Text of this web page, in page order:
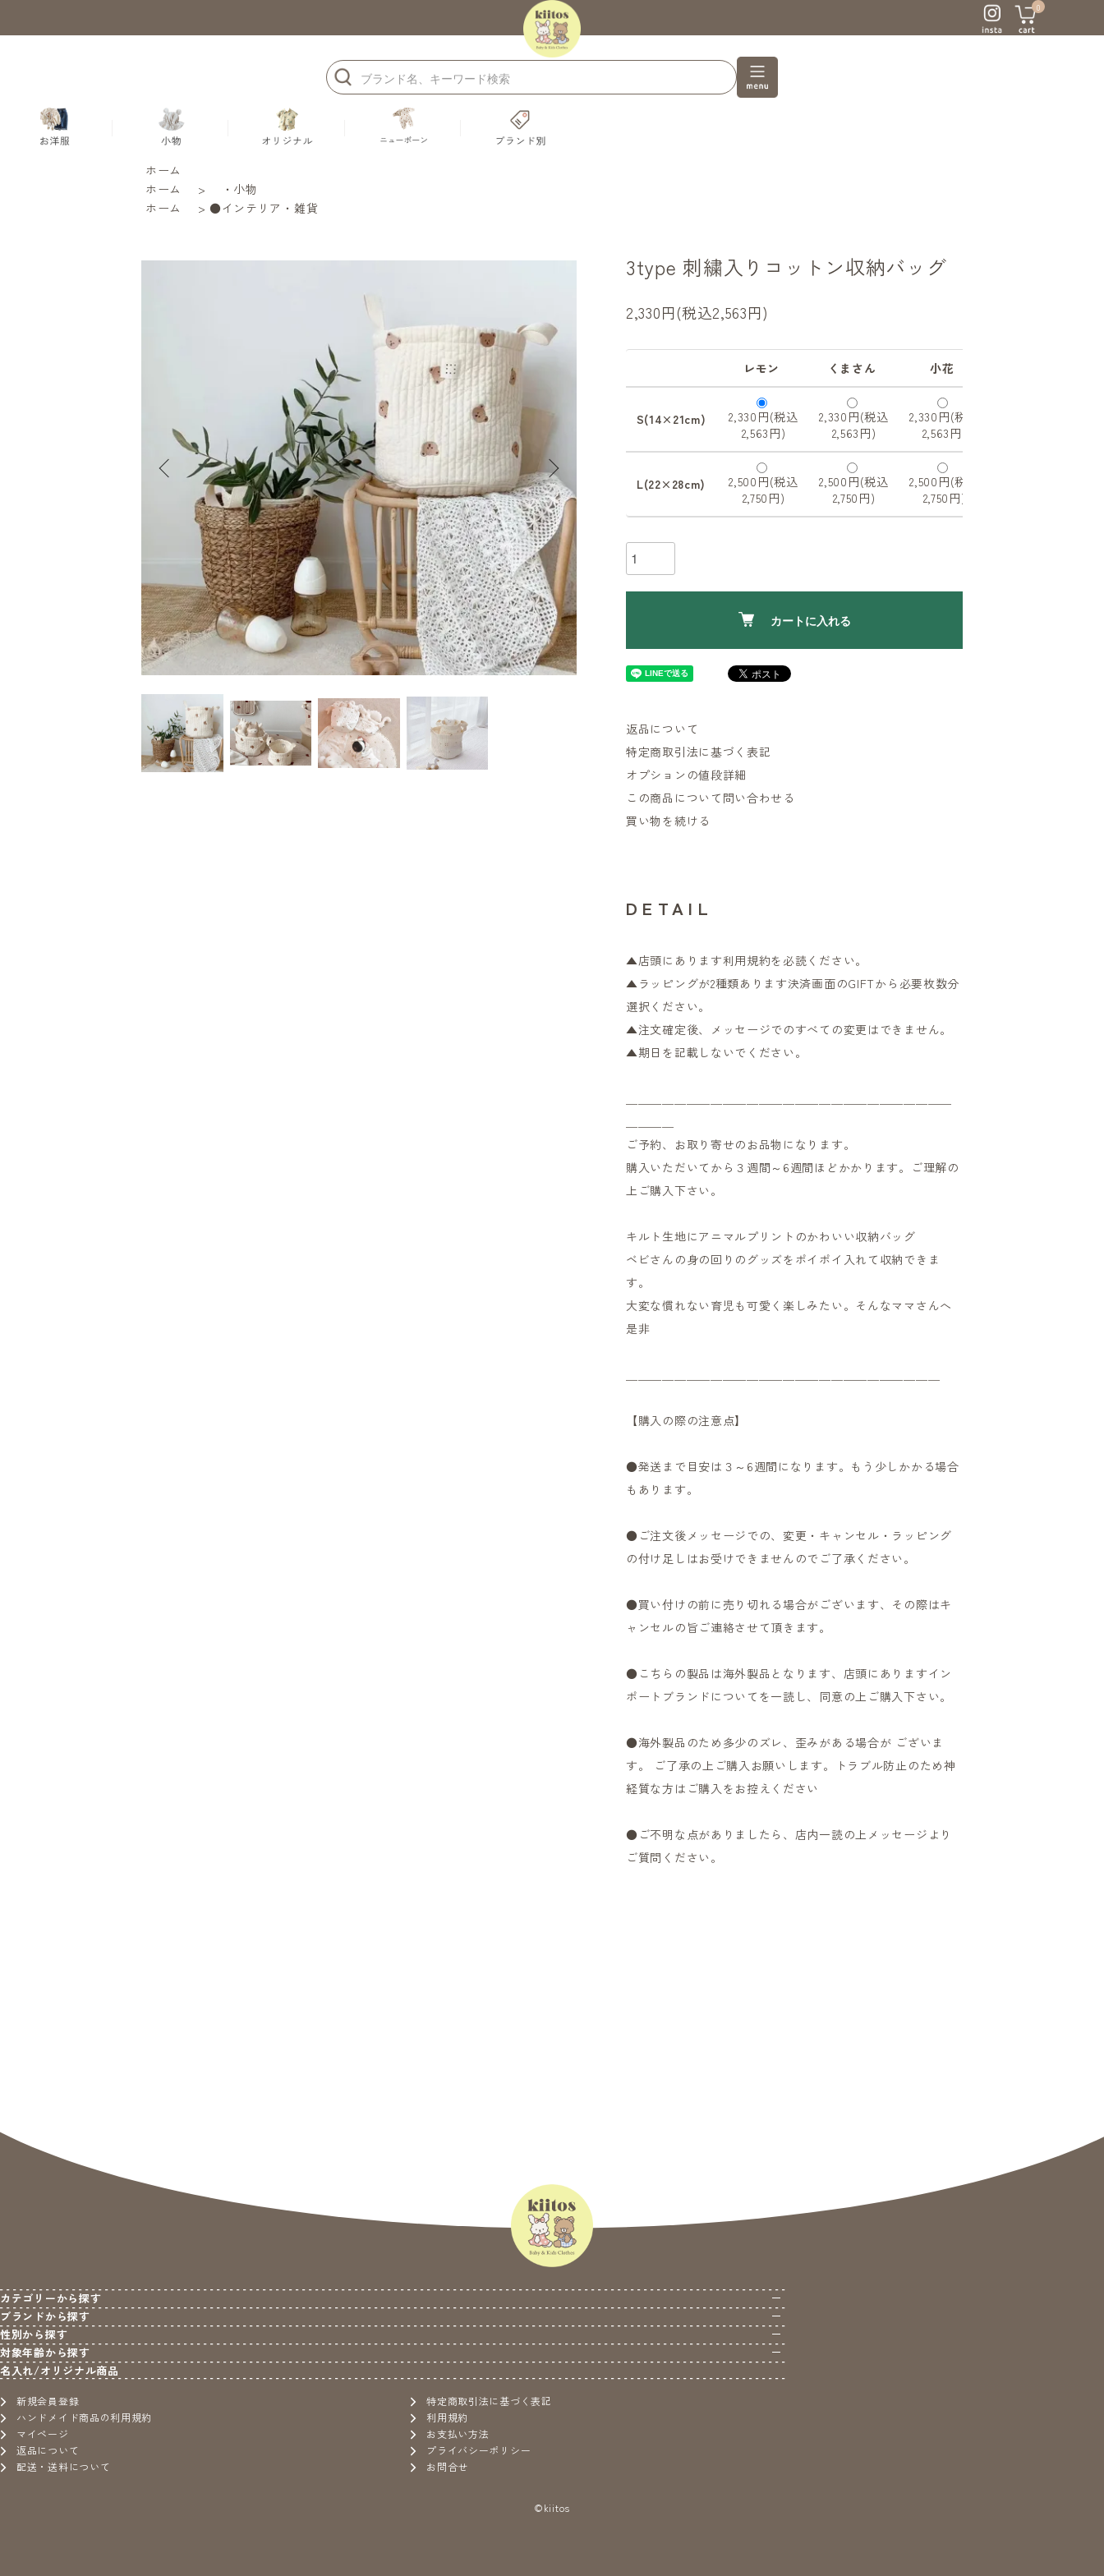
0
ホーム
ホーム
>
・小物
ホーム
> ●インテリア・雑貨
3type 刺繍入りコットン収納バッグ
2,330円(税込2,563円)
レモン くまさん 小花
S(14×21cm)
2,330円(税込
2,563円)
2,330円(税込
2,563円)
2,330円(税込
2,563円)
L(22×28cm)
2,500円(税込
2,750円)
2,500円(税込
2,750円)
2,500円(税込
2,750円)
カートに入れる
返品について
特定商取引法に基づく表記
オプションの値段詳細
この商品について問い合わせる
買い物を続ける
DETAIL
▲店頭にあります利用規約を必読ください。
▲ラッピングが2種類あります決済画面のGIFTから必要枚数分
選択ください。
▲注文確定後、メッセージでのすべての変更はできません。
▲期日を記載しないでください。
ご予約、お取り寄せのお品物になります。
購入いただいてから３週間～6週間ほどかかります。ご理解の
上ご購入下さい。
キルト生地にアニマルプリントのかわいい収納バッグ
ベビさんの身の回りのグッズをポイポイ入れて収納できま
す。
大変な慣れない育児も可愛く楽しみたい。そんなママさんへ
是非
【購入の際の注意点】
●発送まで目安は３～6週間になります。もう少しかかる場合
もあります。
●ご注文後メッセージでの、変更・キャンセル・ラッピング
の付け足しはお受けできませんのでご了承ください。
●買い付けの前に売り切れる場合がございます、その際はキ
ャンセルの旨ご連絡させて頂きます。
●こちらの製品は海外製品となります、店頭にありますイン
ポートブランドについてを一読し、同意の上ご購入下さい。
●海外製品のため多少のズレ、歪みがある場合が ございま
す。 ご了承の上ご購入お願いします。トラブル防止のため神
経質な方はご購入をお控えください
●ご不明な点がありましたら、店内一読の上メッセージより
ご質問ください。
カテゴリーから探す
ブランドから探す
性別から探す
対象年齢から探す
名入れ/オリジナル商品
新規会員登録
特定商取引法に基づく表記
ハンドメイド商品の利用規約
利用規約
マイページ
お支払い方法
返品について
プライバシーポリシー
配送・送料について
お問合せ
©kiitos